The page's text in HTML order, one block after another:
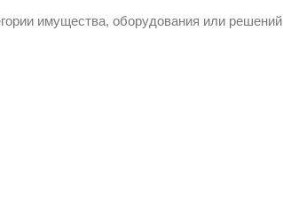
имущества, оборудования или